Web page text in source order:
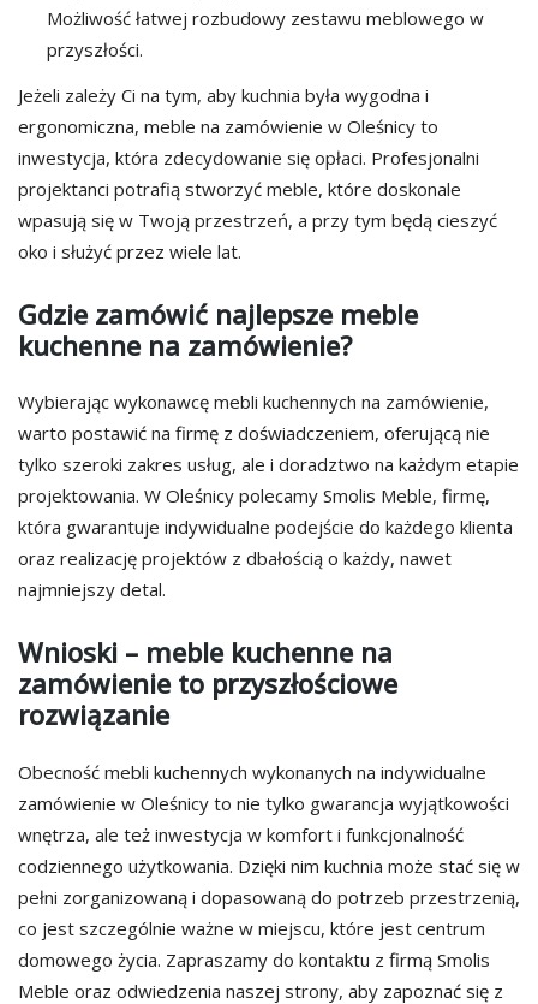
Możliwość łatwej rozbudowy zestawu meblowego w
przyszłości.
Jeżeli zależy Ci na tym, aby kuchnia była wygodna i
ergonomiczna, meble na zamówienie w Oleśnicy to
inwestycja, która zdecydowanie się opłaci. Profesjonalni
projektanci potrafią stworzyć meble, które doskonale
wpasują się w Twoją przestrzeń, a przy tym będą cieszyć
oko i służyć przez wiele lat.
Gdzie zamówić najlepsze meble
kuchenne na zamówienie?
Wybierając wykonawcę mebli kuchennych na zamówienie,
warto postawić na firmę z doświadczeniem, oferującą nie
tylko szeroki zakres usług, ale i doradztwo na każdym etapie
projektowania. W Oleśnicy polecamy Smolis Meble, firmę,
która gwarantuje indywidualne podejście do każdego klienta
oraz realizację projektów z dbałością o każdy, nawet
najmniejszy detal.
Wnioski – meble kuchenne na
zamówienie to przyszłościowe
rozwiązanie
Obecność mebli kuchennych wykonanych na indywidualne
zamówienie w Oleśnicy to nie tylko gwarancja wyjątkowości
wnętrza, ale też inwestycja w komfort i funkcjonalność
codziennego użytkowania. Dzięki nim kuchnia może stać się w
pełni zorganizowaną i dopasowaną do potrzeb przestrzenią,
co jest szczególnie ważne w miejscu, które jest centrum
domowego życia. Zapraszamy do kontaktu z firmą Smolis
Meble oraz odwiedzenia naszej strony, aby zapoznać się z